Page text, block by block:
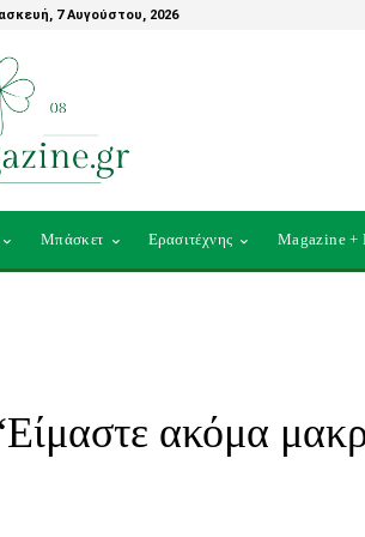
7 Αυγούστου, 2026
Μπάσκετ Ερασιτέχνης Magazine +
ακόμα